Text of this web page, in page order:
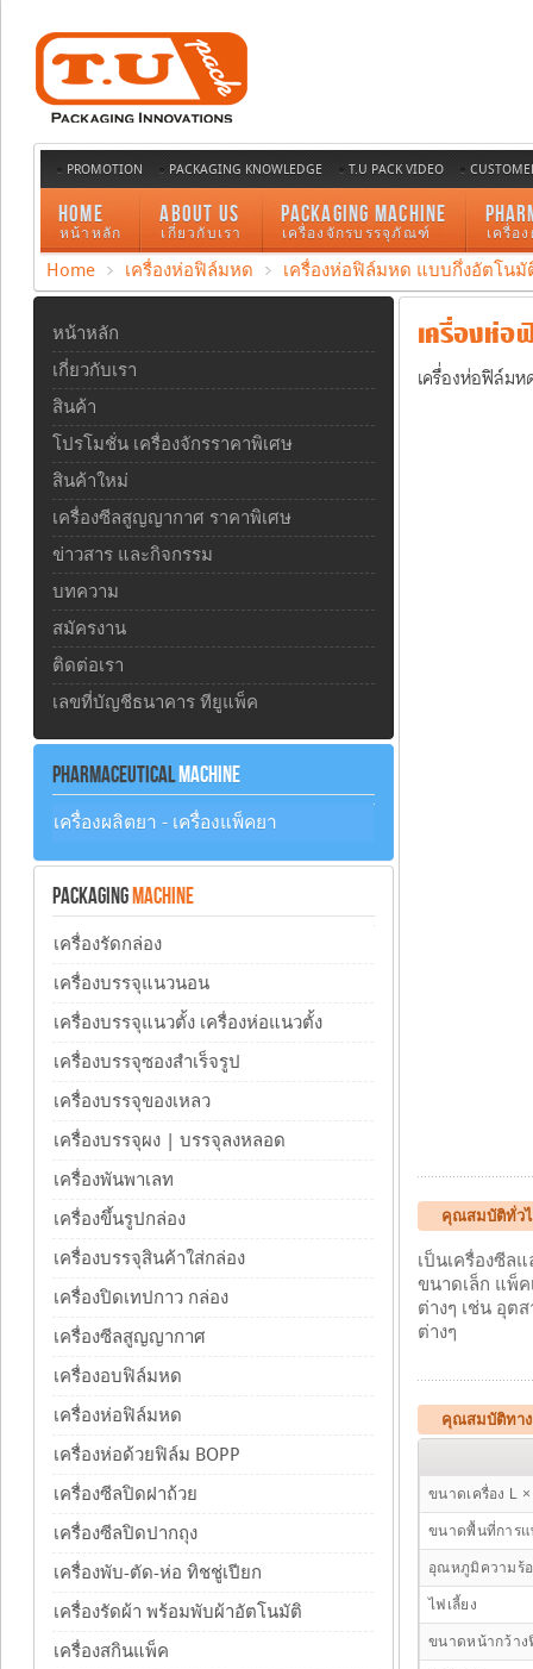
PROMOTION PACKAGING KNOWLEDGE T.U PACK VIDEO
HOME
หน้าหลัก
ABOUT US
เกี่ยวกับเรา
PACKAGING MACHINE
เครื่องจักรบรรจุภัณฑ์ เครื่อ
Home เครื่องห่อฟิล์มหด เครื่องห่อฟิล์มหด แบบกึ่งอัตโนมั
เครื่องห่อ
เครื่องห่อฟิล์มห
คุณสมบัติทั่วไ
เป็นเครื่องซีล
ขนาดเล็ก แพ็
ต่างๆ เช่น อุต
ต่างๆ
คุณสมบัติทาง
ขนาดเครื่อง L
ขนาดพื้นที่การแ
อุณหภูมิความร้
ไฟเลี้ยง
ขนาดหน้ากว้า
หน้าหลัก
เกี่ยวกับเรา
สินค้า
โปรโมชั่น เครื่องจักรราคาพิเศษ
สินค้าใหม่
เครื่องซีลสูญญากาศ ราคาพิเศษ
ข่าวสาร และกิจกรรม
บทความ
สมัครงาน
ติดต่อเรา
เลขที่บัญชีธนาคาร ทียูแพ็ค
PHARMACEUTICALMACHINE
เครื่องผลิตยา - เครื่องแพ็คยา
PACKAGING MACHINE
เครื่องรัดกล่อง
เครื่องบรรจุแนวนอน
เครื่องบรรจุแนวตั้ง เครื่องห่อแนวตั้ง
เครื่องบรรจุซองสำเร็จรูป
เครื่องบรรจุของเหลว
เครื่องบรรจุผง | บรรจุลงหลอด
เครื่องพันพาเลท
เครื่องขึ้นรูปกล่อง
เครื่องบรรจุสินค้าใส่กล่อง
เครื่องปิดเทปกาว กล่อง
เครื่องซีลสูญญากาศ
เครื่องอบฟิล์มหด
เครื่องห่อฟิล์มหด
เครื่องห่อด้วยฟิล์ม BOPP
เครื่องซีลปิดฝาถ้วย
เครื่องซีลปิดปากถุง
เครื่องพับ-ตัด-ห่อ ทิชชู่เปียก
เครื่องรัดผ้า พร้อมพับผ้าอัตโนมัติ
เครื่องสกินแพ็ค